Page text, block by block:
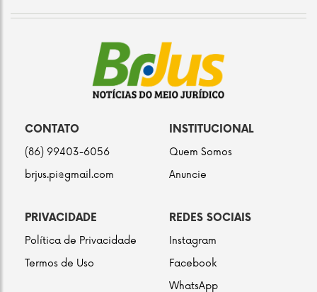
CONTATO
(86) 99403-6056
brjus.pi@gmail.com
INSTITUCIONAL
Quem Somos
Anuncie
PRIVACIDADE
Política de Privacidade
Termos de Uso
REDES SOCIAIS
Instagram
Facebook
WhatsApp